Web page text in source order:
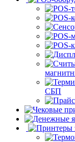
СБП